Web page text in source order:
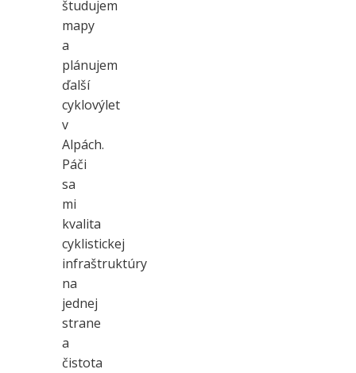
študujem
mapy
a
plánujem
ďalší
cyklovýlet
v
Alpách.
Páči
sa
mi
kvalita
cyklistickej
infraštruktúry
na
jednej
strane
a
čistota